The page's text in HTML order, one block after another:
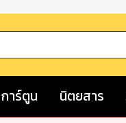
การ์ตูน นิตยสาร